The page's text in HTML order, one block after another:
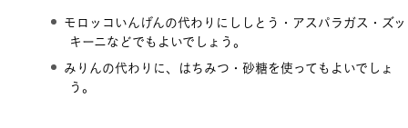
モロッコいんげんの代わりにししとう・アスパラガス・ズッ
キーニなどでもよいでしょう。
みりんの代わりに、はちみつ・砂糖を使ってもよいでしょ
う。